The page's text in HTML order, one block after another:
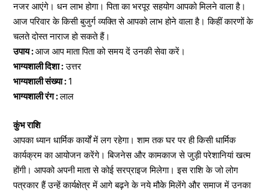
नजर आएंगे। धन लाभ होगा। पिता का भरपूर सहयोग आपको मिलने वाला है।
आज परिवार के किसी बुजुर्ग व्यक्ति से आपको लाभ होने वाला है। किहीं कारणों के
चलते दोस्त नाराज हो सकते हैं।
उपाय :आज आप माता पिता को समय दें उनकी सेवा करें।
भाग्यशाली दिशा :उत्तर
भाग्यशाली संख्या : 1
भाग्यशाली रंग :लाल
कुंभ राशि
आपका ध्यान धार्मिक कार्यों में लग रहेगा। शाम तक घर पर ही किसी धार्मिक
कार्यक्रम का आयोजन करेंगे। बिजनेस और कामकाज से जुड़ी परेशानियां खत्म
होंगी। आपको अपनी माता से कोई सरप्राइज मिलेगा। इस राशि के जो लोग
पत्रकार हैं उन्हें कार्यक्षेत्र में आगे बढ़ने के नये मौके मिलेंगे और समाज में उनका